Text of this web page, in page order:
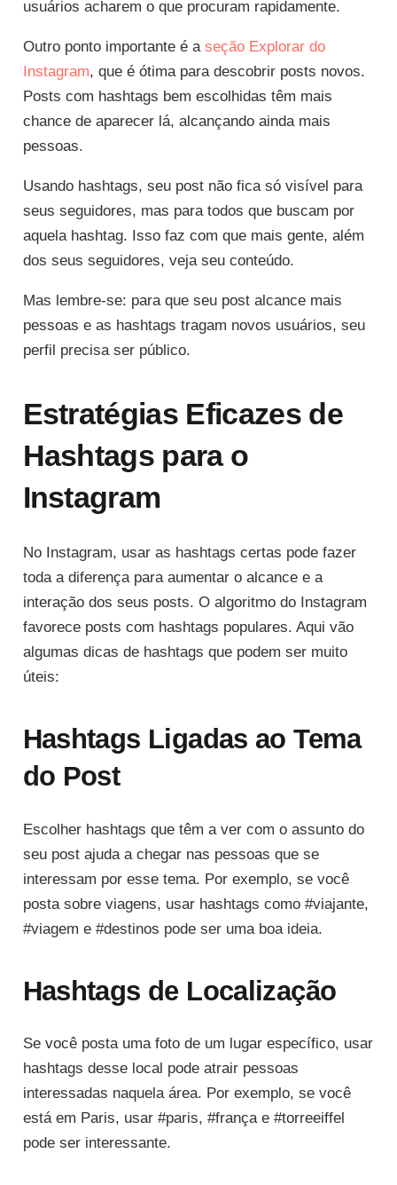
usuários acharem o que procuram rapidamente.
Outro ponto importante é a seção Explorar do
Instagram, que é ótima para descobrir posts novos.
Posts com hashtags bem escolhidas têm mais
chance de aparecer lá, alcançando ainda mais
pessoas.
Usando hashtags, seu post não fica só visível para
seus seguidores, mas para todos que buscam por
aquela hashtag. Isso faz com que mais gente, além
dos seus seguidores, veja seu conteúdo.
Mas lembre-se: para que seu post alcance mais
pessoas e as hashtags tragam novos usuários, seu
perfil precisa ser público.
Estratégias Eficazes de
Hashtags para o
Instagram
No Instagram, usar as hashtags certas pode fazer
toda a diferença para aumentar o alcance e a
interação dos seus posts. O algoritmo do Instagram
favorece posts com hashtags populares. Aqui vão
algumas dicas de hashtags que podem ser muito
úteis:
Hashtags Ligadas ao Tema
do Post
Escolher hashtags que têm a ver com o assunto do
seu post ajuda a chegar nas pessoas que se
interessam por esse tema. Por exemplo, se você
posta sobre viagens, usar hashtags como #viajante,
#viagem e #destinos pode ser uma boa ideia.
Hashtags de Localização
Se você posta uma foto de um lugar específico, usar
hashtags desse local pode atrair pessoas
interessadas naquela área. Por exemplo, se você
está em Paris, usar #paris, #frança e #torreeiffel
pode ser interessante.